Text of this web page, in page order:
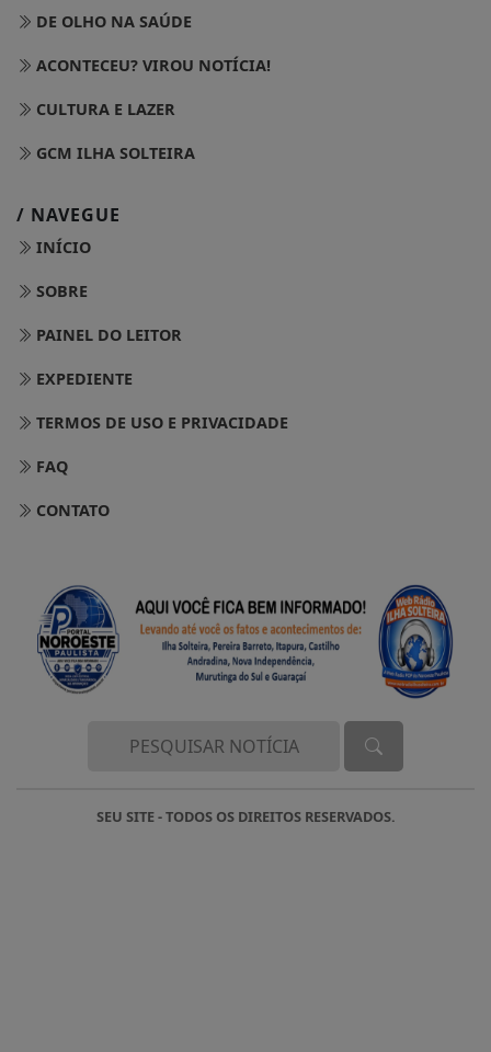
DE OLHO NA SAÚDE
ACONTECEU? VIROU NOTÍCIA!
CULTURA E LAZER
GCM ILHA SOLTEIRA
/ NAVEGUE
INÍCIO
SOBRE
PAINEL DO LEITOR
EXPEDIENTE
TERMOS DE USO E PRIVACIDADE
FAQ
CONTATO
SEU SITE - TODOS OS DIREITOS RESERVADOS.